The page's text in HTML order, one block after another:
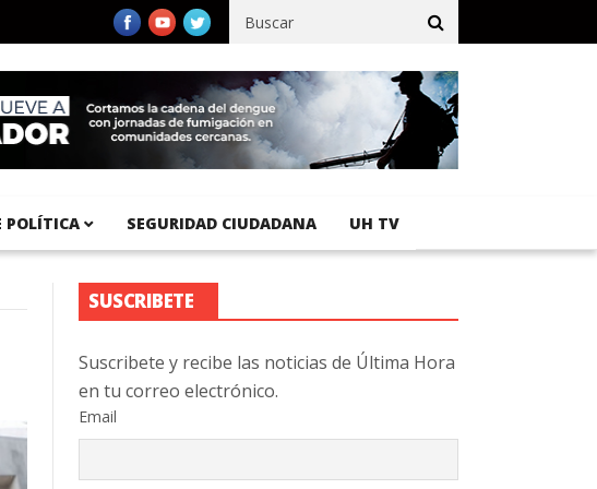
Pacífico registra 92 % de avance en obras de terracería
POLÍTICA SEGURIDAD CIUDADANA UH TV
SUSCRIBETE
Suscribete y recibe las noticias de Última Hora
en tu correo electrónico.
Email